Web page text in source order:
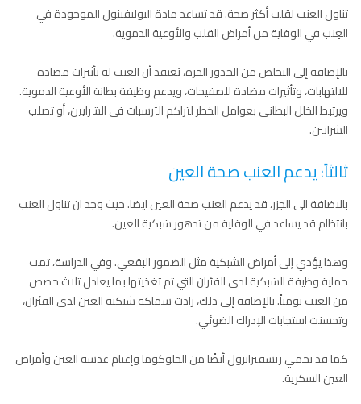
تناول العِنب لقلب أكثر صحة. قد تساعد مادة البوليفينول الموجودة في
العِنب في الوقاية من أمراض القلب والأوعية الدموية.
بالإضافة إلى التخلص من الجذور الحرة، يُعتقد أن العنب له تأثيرات مضادة
للالتهابات، وتأثيرات مضادة للصفيحات، ويدعم وظيفة بطانة الأوعية الدموية.
ويرتبط الخلل البطاني بعوامل الخطر لتراكم الترسبات في الشرايين، أو تصلب
الشرايين.
ثالثاً: يدعم العنب صحة العين
بالاضافة الى الجزر، قد يدعم العنب صحة العين ايضا. حيث وجد ان تناول العنب
بانتظام قد يساعد في الوقاية من تدهور شبكية العين.
وهذا يؤدي إلى أمراض الشبكية مثل الضمور البقعي. وفي الدراسة، تمت
حماية وظيفة الشبكية لدى الفئران التي تم تغذيتها بما يعادل ثلاث حصص
من العنب يومياً. بالإضافة إلى ذلك، زادت سماكة شبكية العين لدى الفئران،
وتحسنت استجابات الإدراك الضوئي.
كما قد يحمي ريسفيراترول أيضًا من الجلوكوما وإعتام عدسة العين وأمراض
العين السكرية.